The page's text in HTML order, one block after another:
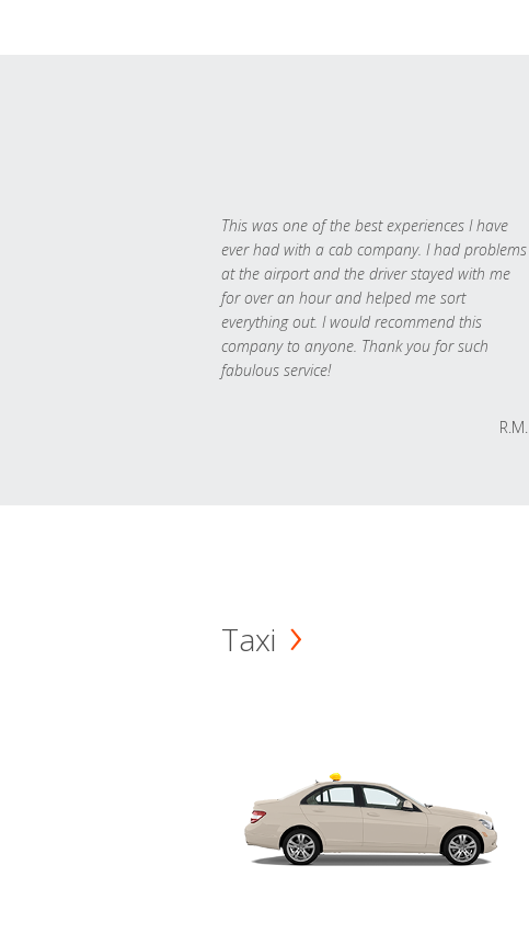
This was one of the best experiences I have
ever had with a cab company. I had problems
at the airport and the driver stayed with me
for over an hour and helped me sort
everything out. I would recommend this
company to anyone. Thank you for such
fabulous service!
R.M.
Taxi